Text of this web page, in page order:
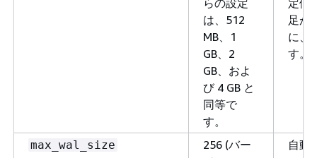
らの設定
は、512
MB、1
GB、2
GB、およ
び 4 GB と
同等で
す。
定値
足が
に、
す。
max_wal_size
256 (バー
自動